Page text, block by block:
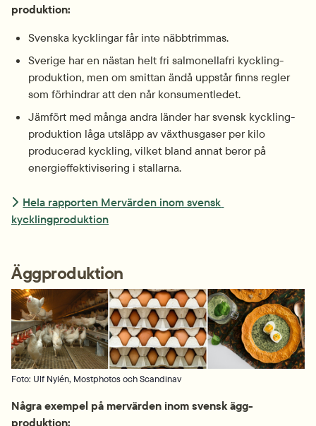
produktion:
Svenska kycklingar får inte näbb­trimmas.
Sverige har en nästan helt fri salmonella­fri kyckling­
produktion, men om smittan ändå uppstår finns regler
som förhindrar att den når konsumentledet.
Jämfört med många andra länder har svensk kyckling­
produktion låga utsläpp av växthus­gaser per kilo
producerad kyckling, vilket bland annat beror på
energieffektivisering i stallarna.
Hela rapporten Mervärden inom svensk
kycklingproduktion
Äggproduktion
Foto: Ulf Nylén, Mostphotos och Scandinav
Några exempel på mervärden inom svensk ägg­
produktion: